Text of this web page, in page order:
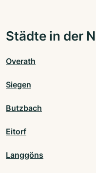
Städte in der
Overath
Siegen
Butzbach
Eitorf
Langgöns